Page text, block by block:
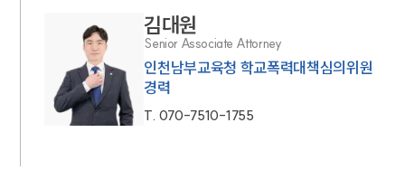
김대원
Senior Associate Attorney
인천남부교육청 학교폭력대책심의위원
경력
T. 070-7510-1755